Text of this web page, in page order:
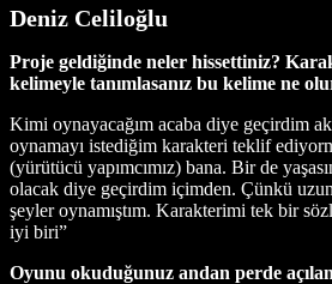
Deniz Celiloğlu
Proje geldiğinde neler hissettiniz?
kelimeyle tanımlasanız bu kelime ne
Kimi oynayacağım acaba diye geçirdim
oynamayı istediğim karakteri teklif
(yürütücü yapımcımız) bana. Bir de
olacak diye geçirdim içimden. Çünkü
şeyler oynamıştım. Karakterimi tek bir
iyi biri”
Oyunu okuduğunuz andan perde